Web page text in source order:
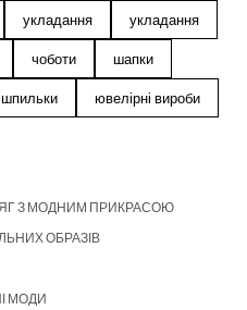
укладання укладання
чоботи шапки
шпильки ювелірні вироби
З МОДНИМ ПРИКРАСОЮ
ОБРАЗІВ
МОДИ